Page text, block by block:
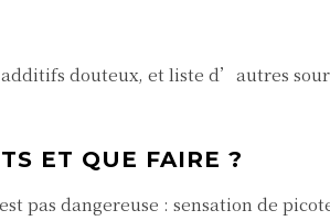
douteux, et liste d’autres
ET QUE FAIRE ?
pas dangereuse : sensation de